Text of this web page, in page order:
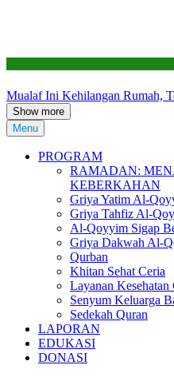
Mualaf Ini Kehilangan Rumah,
Show more
Menu
PROGRAM
RAMADAN:
KEBERKAHAN
Griya Yatim Al-
Griya Tahfiz Al-
Al-Qoyyim Sigap
Griya Dakwah Al-
Qurban
Khitan Sehat Ceria
Layanan Kesehatan
Senyum Keluarga
Sedekah Quran
LAPORAN
EDUKASI
DONASI